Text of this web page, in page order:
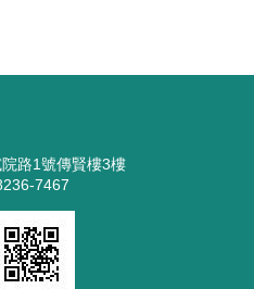
路1號傳賢樓3樓
7467